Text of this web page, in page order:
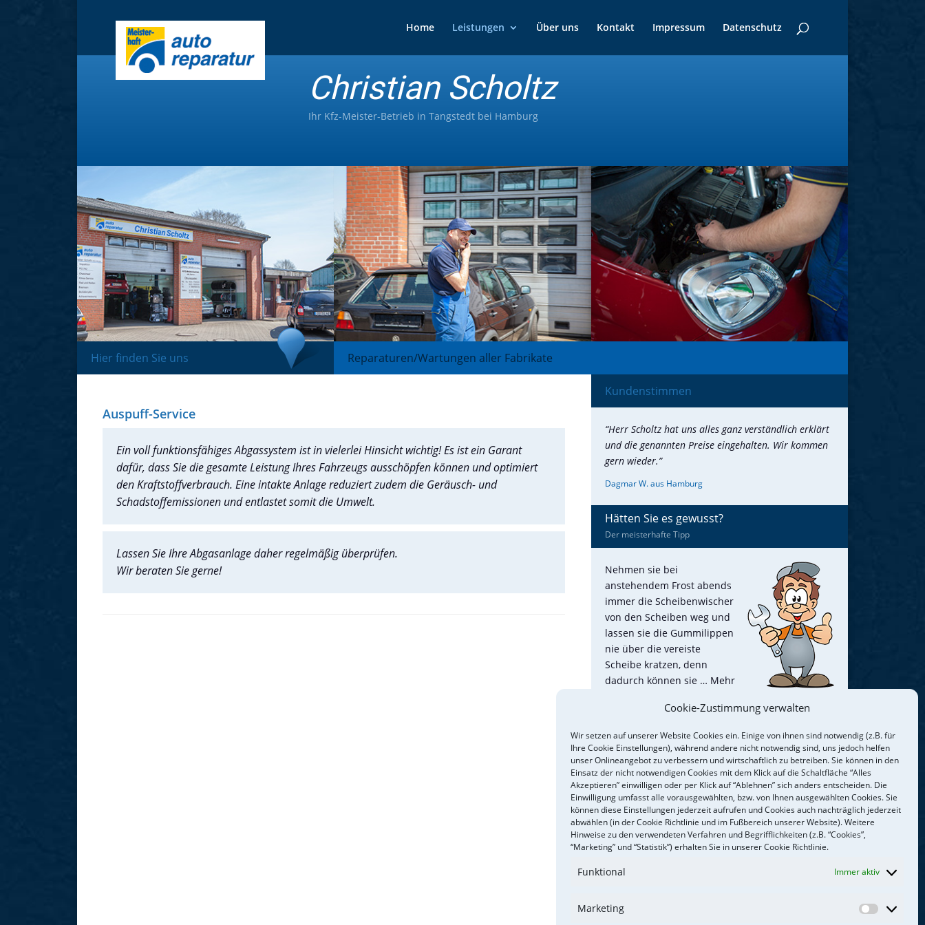
Cookie-Zustimmung verwalten
Wir setzen auf unserer Website Cookies ein. Einige von ihnen sind notwendig (z.B. für
Ihre Cookie Einstellungen), während andere nicht notwendig sind, uns jedoch helfen
unser Onlineangebot zu verbessern und wirtschaftlich zu betreiben. Sie können in den
Einsatz der nicht notwendigen Cookies mit dem Klick auf die Schaltfläche “Alles
Akzeptieren” einwilligen oder per Klick auf “Ablehnen” sich anders entscheiden. Die
Einwilligung umfasst alle vorausgewählten, bzw. von Ihnen ausgewählten Cookies. Sie
können diese Einstellungen jederzeit aufrufen und Cookies auch nachträglich jederzeit
abwählen (in der Cookie Richtlinie und im Fußbereich unserer Website). Weitere
Hinweise zu den verwendeten Verfahren und Begrifflichkeiten (z.B. “Cookies”,
“Marketing” und “Statistik”) erhalten Sie in unserer Cookie Richtlinie.
Funktional Immer aktiv
Marketing
Marketing
Home Leistungen Über uns Kontakt Impressum Datenschutz
Christian Scholtz
Ihr Kfz-Meister-Betrieb in Tangstedt bei Hamburg
Hier finden Sie uns Reparaturen/Wartungen aller Fabrikate
Auspuff-Service
Ein voll funktionsfähiges Abgassystem ist in vielerlei Hinsicht wichtig! Es ist ein Garant
dafür, dass Sie die gesamte Leistung Ihres Fahrzeugs ausschöpfen können und optimiert
den Kraftstoffverbrauch. Eine intakte Anlage reduziert zudem die Geräusch- und
Schadstoffemissionen und entlastet somit die Umwelt.
Lassen Sie Ihre Abgasanlage daher regelmäßig überprüfen.
Wir beraten Sie gerne!
Kundenstimmen
“Herr Scholtz hat uns alles ganz verständlich erklärt
und die genannten Preise eingehalten. Wir kommen
gern wieder.”
Dagmar W. aus Hamburg
Hätten Sie es gewusst?
Der meisterhafte Tipp
Nehmen sie bei
anstehendem Frost abends
immer die Scheibenwischer
von den Scheiben weg und
lassen sie die Gummilippen
nie über die vereiste
Scheibe kratzen, denn
dadurch können sie … Mehr
Eine optimal funktionierende Bremse ist wichtig
für die Fahrsicherheit! Die Bremsanlage besteht
aus vielen verschiedenen Komponenten wie
Bremsbelägen, -scheiben, -schläuchen oder -
flüssigkeit. Diese müssen in einem
einwandfreien Zustand sein.
Mehr…
Mo bis Do 8.00 – 17.00 Uhr
Fr 8.00 – 15.00 Uhr